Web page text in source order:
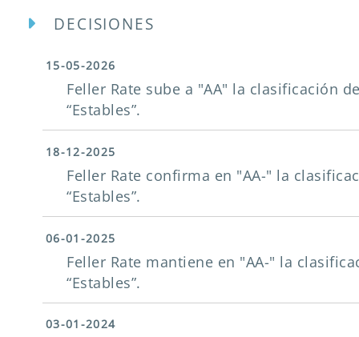
DECISIONES
15-05-2026
Feller Rate sube a "AA" la clasificación
“Estables”.
18-12-2025
Feller Rate confirma en "AA-" la
“Estables”.
06-01-2025
Feller Rate mantiene en "AA-" la
“Estables”.
03-01-2024